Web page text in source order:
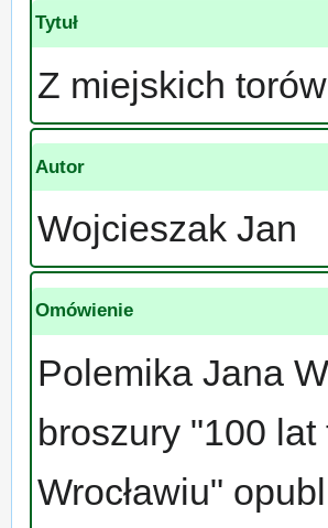
Tytuł
Z miejskich
Autor
Wojcieszak Jan
Omówienie
Polemika Jana
broszury "100
Wrocławiu"